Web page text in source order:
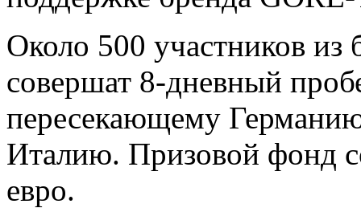
Около 500 участников из
совершат 8-дневный
пересекающему
Италию. Призовой фонд
евро.